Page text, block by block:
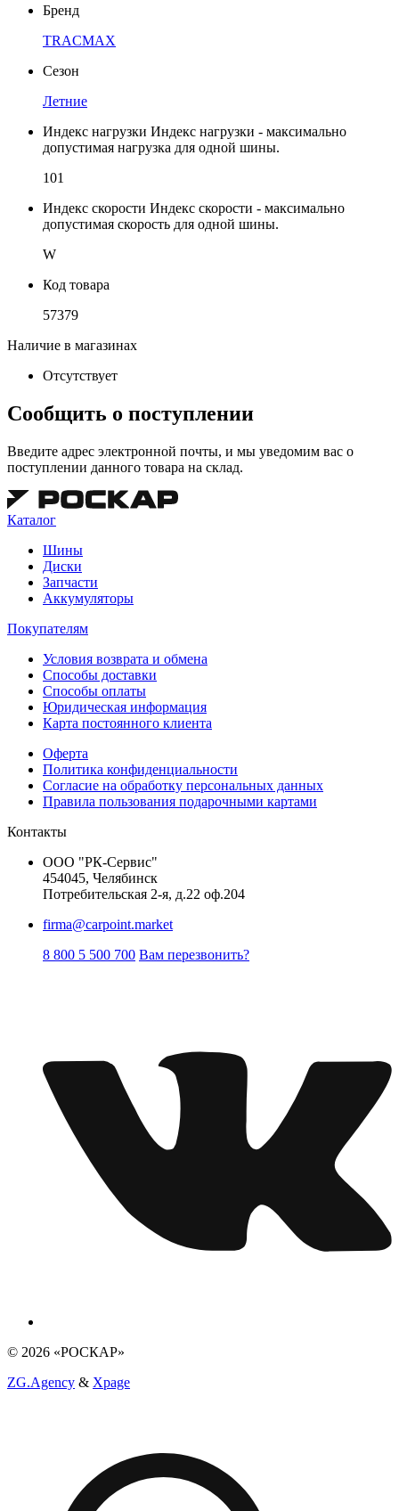
Бренд
TRACMAX
Сезон
Летние
Индекс нагрузки Индекс нагрузки - максимально
допустимая нагрузка для одной шины.
101
Индекс скорости Индекс скорости - максимально
допустимая скорость для одной шины.
W
Код товара
57379
Наличие в магазинах
Отсутствует
Сообщить о поступлении
Введите адрес электронной почты, и мы уведомим вас о
поступлении данного товара на склад.
Каталог
Шины
Диски
Запчасти
Аккумуляторы
Покупателям
Условия возврата и обмена
Способы доставки
Способы оплаты
Юридическая информация
Карта постоянного клиента
Оферта
Политика конфиденциальности
Согласие на обработку персональных данных
Правила пользования подарочными картами
Контакты
ООО "РК-Сервис"
454045, Челябинск
Потребительская 2-я, д.22 оф.204
firma@carpoint.market
8 800 5 500 700 Вам перезвонить?
© 2026 «РОСКАР»
ZG.Agency & Xpage